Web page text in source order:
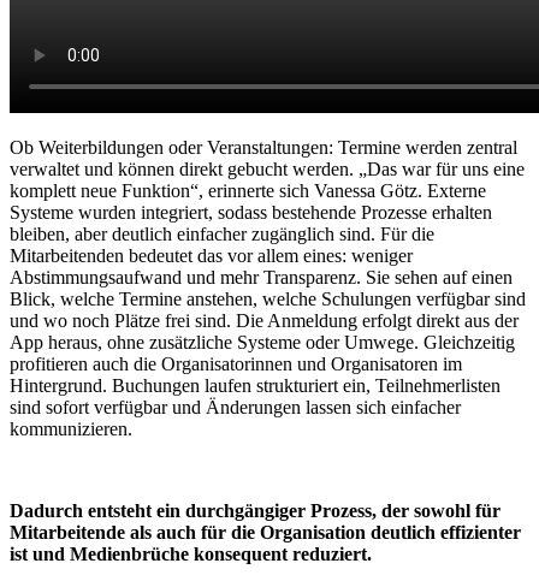
Ob Weiterbildungen oder Veranstaltungen: Termine werden zentral
verwaltet und können direkt gebucht werden. „Das war für uns eine
komplett neue Funktion“, erinnerte sich Vanessa Götz. Externe
Systeme wurden integriert, sodass bestehende Prozesse erhalten
bleiben, aber deutlich einfacher zugänglich sind. Für die
Mitarbeitenden bedeutet das vor allem eines: weniger
Abstimmungsaufwand und mehr Transparenz. Sie sehen auf einen
Blick, welche Termine anstehen, welche Schulungen verfügbar sind
und wo noch Plätze frei sind. Die Anmeldung erfolgt direkt aus der
App heraus, ohne zusätzliche Systeme oder Umwege. Gleichzeitig
profitieren auch die Organisatorinnen und Organisatoren im
Hintergrund. Buchungen laufen strukturiert ein, Teilnehmerlisten
sind sofort verfügbar und Änderungen lassen sich einfacher
kommunizieren.
Dadurch entsteht ein durchgängiger Prozess, der sowohl für
Mitarbeitende als auch für die Organisation deutlich effizienter
ist und Medienbrüche konsequent reduziert.